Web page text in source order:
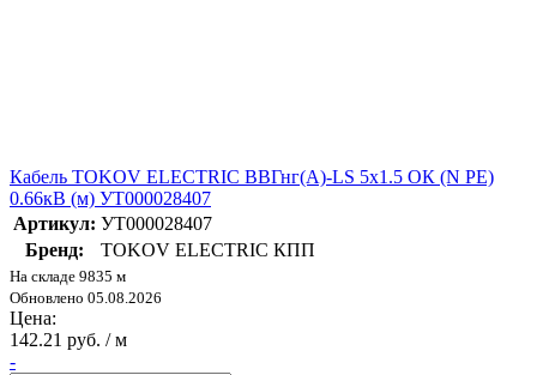
Кабель TOKOV ELECTRIC ВВГнг(А)-LS 5х1.5 ОК (N PE)
0.66кВ (м) УТ000028407
Артикул: УТ000028407
Бренд:
TOKOV ELECTRIC КПП
На складе 9835 м
Обновлено 05.08.2026
Цена:
142.21 руб. / м
-